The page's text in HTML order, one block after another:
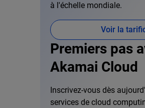
à l'échelle mondiale.
Voir la
Premiers pas
Akamai Cloud
Inscrivez-vous dès
services de cloud